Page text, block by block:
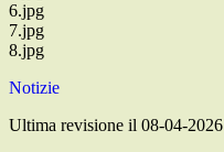
6.jpg
7.jpg
8.jpg
Notizie
Ultima revisione il 08-04-2026